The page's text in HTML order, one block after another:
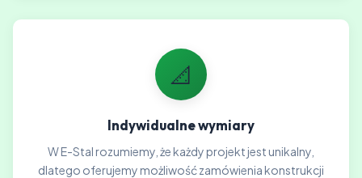
📐
Indywidualne wymiary
W E-Stal rozumiemy, że każdy projekt jest unikalny,
dlatego oferujemy możliwość zamówienia konstrukcji